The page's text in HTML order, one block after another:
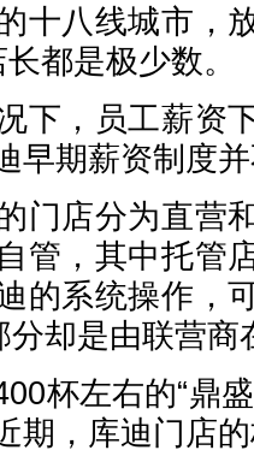
八线城市，
都是极少数。
，员工薪资
早期薪资制度
店分为直营
管，其中托管
的系统操作，
分却是由联营商
左右的“鼎盛
期，库迪门店